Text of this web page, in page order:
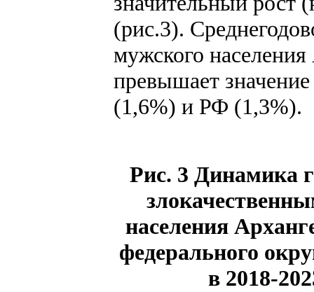
(рис.3).
мужского
превышает
(1,6%) и РФ (1,3%).
Рис. 3 Динамика
населения
федерального
в 2018-